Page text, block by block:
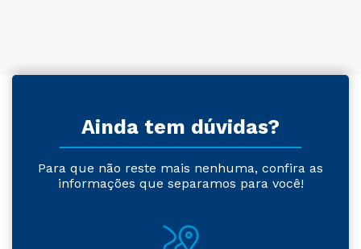
Ainda tem dúvidas?
Para que não reste mais nenhuma, confira as
informações que separamos para você!